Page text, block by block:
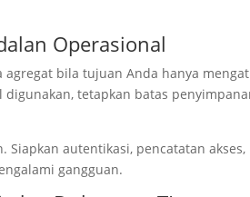
Operasional
bila tujuan Anda hanya
tetapkan batas
autentikasi, pencatatan akses,
gangguan.